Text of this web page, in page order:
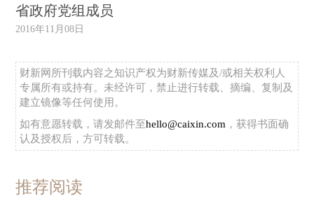
省政府党组成员
2016年11月08日
财新网所刊载内容之知识产权为财新传媒及/或相关权利人
专属所有或持有。未经许可，禁止进行转载、摘编、复制及
建立镜像等任何使用。
如有意愿转载，请发邮件至hello@caixin.com ，获得书面确
认及授权后，方可转载。
推荐阅读